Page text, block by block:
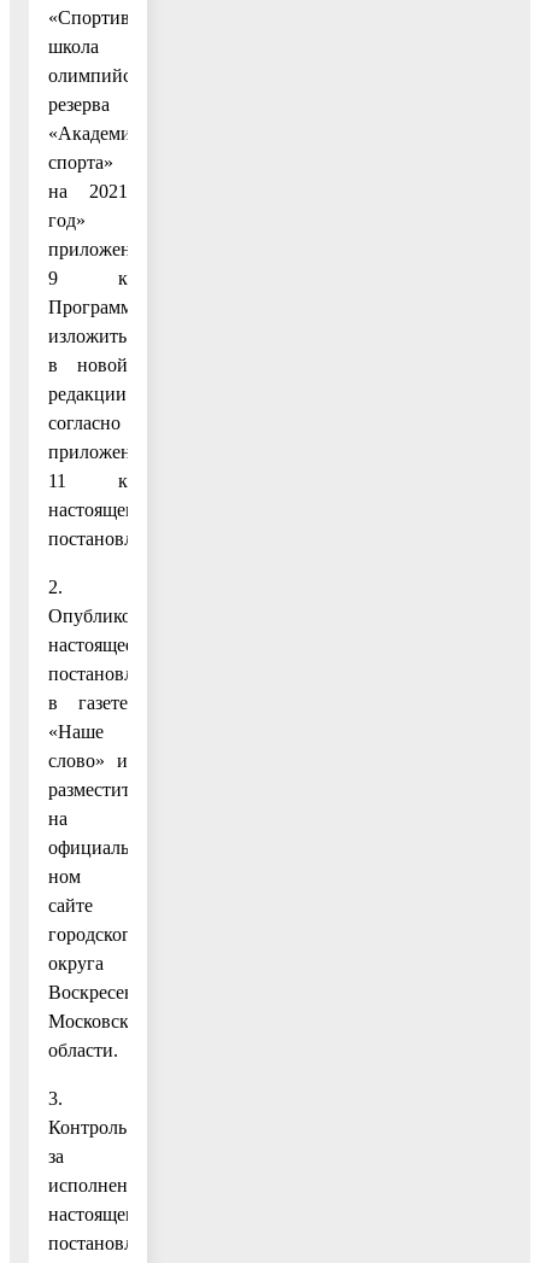
«Спортивная
школа
олимпийского
резерва
«Академия
спорта»
на 2021
год»
приложения
9 к
Программе
изложить
в новой
редакции
согласно
приложению
11 к
настоящему
постановлению.
2.
Опубликовать
настоящее
постановление
в газете
«Наше
слово» и
разместить
на
официаль-
ном
сайте
городского
округа
Воскресенск
Московской
области.
3.
Контроль
за
исполнением
настоящего
постановления